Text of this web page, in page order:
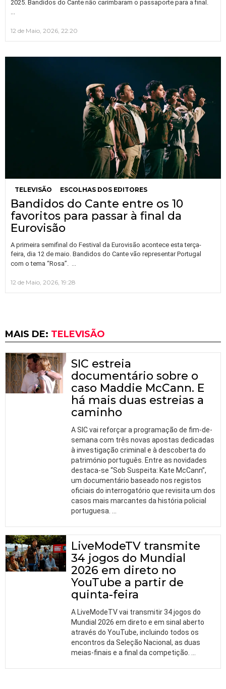
2025. Bandidos do Cante não carimbaram o passaporte para a final.
…
12 de Maio, 2026, 22:20
TELEVISÃO ESCOLHAS DOS EDITORES
Bandidos do Cante entre os 10
favoritos para passar à final da
Eurovisão
A primeira semifinal do Festival da Eurovisão acontece esta terça-
feira, dia 12 de maio. Bandidos do Cante vão representar Portugal
com o tema “Rosa”.
12 de Maio, 2026, 19:28
MAIS DE: TELEVISÃO
SIC estreia
documentário sobre o
caso Maddie McCann. E
há mais duas estreias a
caminho
A SIC vai reforçar a programação de fim-de-
semana com três novas apostas dedicadas
à investigação criminal e à descoberta do
património português. Entre as novidades
destaca-se “Sob Suspeita: Kate McCann”,
um documentário baseado nos registos
oficiais do interrogatório que revisita um dos
casos mais marcantes da história policial
portuguesa.
LiveModeTV transmite
34 jogos do Mundial
2026 em direto no
YouTube a partir de
quinta-feira
A LiveModeTV vai transmitir 34 jogos do
Mundial 2026 em direto e em sinal aberto
através do YouTube, incluindo todos os
encontros da Seleção Nacional, as duas
meias-finais e a final da competição.